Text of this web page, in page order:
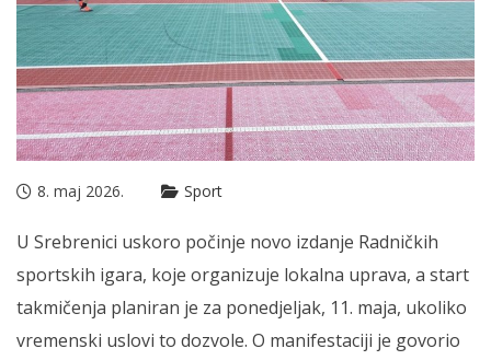
8. maj 2026. Sport
U Srebrenici uskoro počinje novo izdanje Radničkih
sportskih igara, koje organizuje lokalna uprava, a start
takmičenja planiran je za ponedjeljak, 11. maja, ukoliko
vremenski uslovi to dozvole. O manifestaciji je govorio